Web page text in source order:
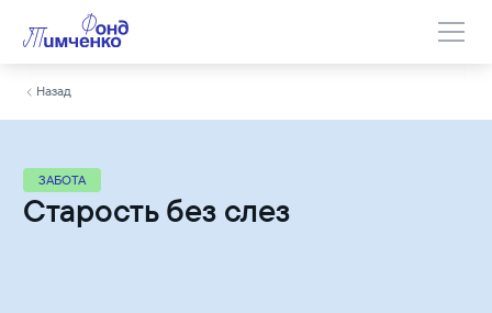
Назад
ЗАБОТА
Старость без слез